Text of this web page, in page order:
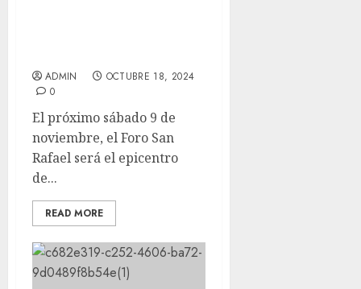
ADMIN
OCTUBRE 18, 2024
0
El próximo sábado 9 de
noviembre, el Foro San
Rafael será el epicentro
de...
READ MORE